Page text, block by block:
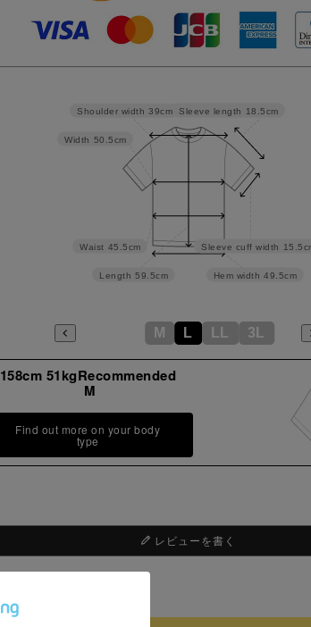
Hem width 49.5cm
Sleeve cuff width
Sleeve length 18.5cm
Length 59.5cm
Waist 45.5cm
Width 50.5cm
Shoulder width 39cm
M L LL 3L
158cm 51kgRecommended
M
Find out more on your body
type
レビューを書く